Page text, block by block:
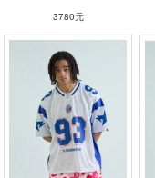
3780元